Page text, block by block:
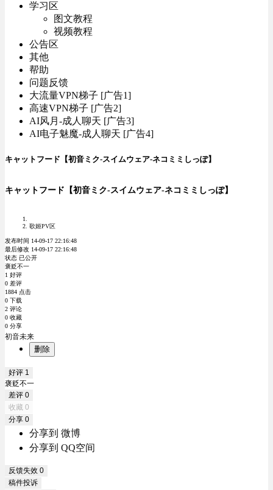
学习区
图文教程
视频教程
公告区
其他
帮助
问题反馈
大流量VPN梯子 [广告1]
高速VPN梯子 [广告2]
AI风月-成人聊天 [广告3]
AI电子魅魔-成人聊天 [广告4]
キャットフード【初音ミク-スイムウェア-ネコミミしっぽ】
キャットフード【初音ミク-スイムウェア-ネコミミしっぽ】
歌姬PV区
发布时间 14-09-17 22:16:48
最后修改 14-09-17 22:16:48
状态 已公开
褒贬不一
1 好评
0 差评
1884 点击
0 下载
2 评论
0 收藏
0 分享
初音未来
删除
好评 1
褒贬不一
差评 0
收藏 0
分享 0
分享到 微博
分享到 QQ空间
反馈失效 0
稿件投诉